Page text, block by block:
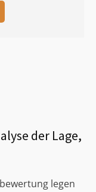
der Lage,
legen